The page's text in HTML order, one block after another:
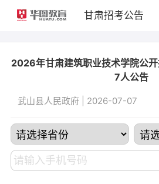
甘肃招考公告
2026年甘肃建筑职业技术学院公
7人公告
武山县人民政府 | 2026-07-07